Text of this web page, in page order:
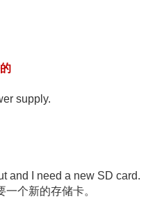
supply.
and I need a new SD card.
个新的存储卡。